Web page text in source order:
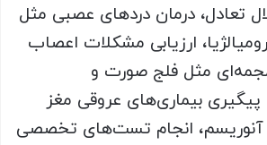
تعادل، درمان دردهای عصبی مثل
ارزیابی مشکلات اعصاب
مثل فلج صورت و
پیگیری بیماری‌های عروقی مغز
انجام تست‌های تخصصی